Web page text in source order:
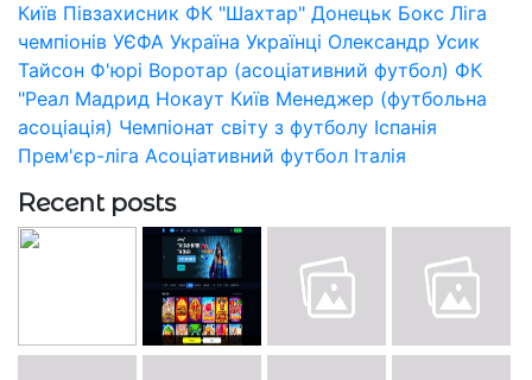
Київ Півзахисник ФК "Шахтар" Донецьк Бокс Ліга
чемпіонів УЄФА Україна Українці Олександр Усик
Тайсон Ф'юрі Воротар (асоціативний футбол) ФК
"Реал Мадрид Нокаут Київ Менеджер (футбольна
асоціація) Чемпіонат світу з футболу Іспанія
Прем'єр-ліга Асоціативний футбол Італія
Recent posts